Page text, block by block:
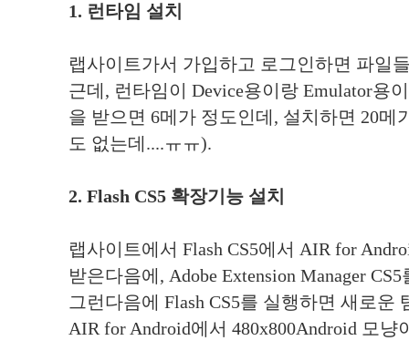
1. 런타임 설치
랩사이트가서 가입하고 로그인하면 파일
근데, 런타임이 Device용이랑 Emulator용
을 받으면 6메가 정도인데, 설치하면 20메
도 없는데....ㅠㅠ).
2. Flash CS5 확장기능 설치
랩사이트에서 Flash CS5에서 AIR for
받은다음에, Adobe Extension Manager
그런다음에 Flash CS5를 실행하면 새로운
AIR for Android에서 480x800Android 모냥